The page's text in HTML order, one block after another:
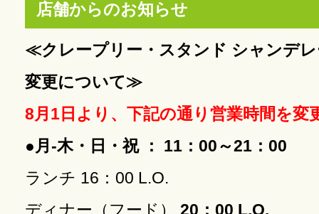
店舗からのお知らせ
≪クレープリー・スタンド シャンデ
変更について≫
8月1日より、下記の通り営業時間を変
●月-木・日・祝 ： 11：00～21：00
ランチ 16：00 L.O.
ディナー（フード） 20：00 L.O.